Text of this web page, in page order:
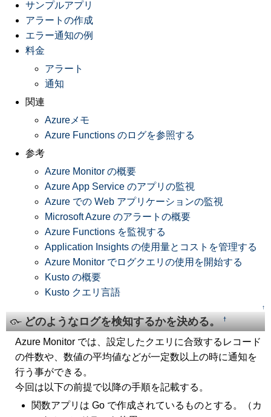
サンプルアプリ
アラートの作成
エラー通知の例
料金
アラート
通知
関連
Azureメモ
Azure Functions のログを参照する
参考
Azure Monitor の概要
Azure App Service のアプリの監視
Azure での Web アプリケーションの監視
Microsoft Azure のアラートの概要
Azure Functions を監視する
Application Insights の使用量とコストを管理する
Azure Monitor でログクエリの使用を開始する
Kusto の概要
Kusto クエリ言語
↑
どのようなログを検知するかを決める。†
Azure Monitor では、設定したクエリに合致するレコード
の件数や、数値の平均値などが一定数以上の時に通知を
行う事ができる。
今回は以下の前提で以降の手順を記載する。
関数アプリは Go で作成されているものとする。（カ